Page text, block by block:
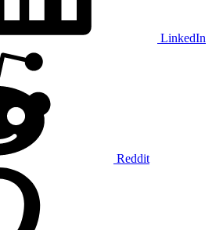
LinkedIn
Reddit